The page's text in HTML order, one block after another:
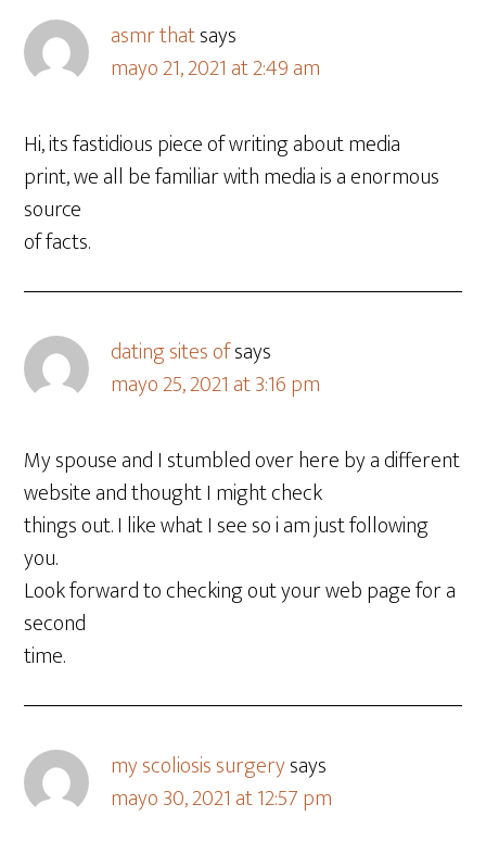
asmr thatsays
mayo 21, 2021 at 2:49 am
Hi, its fastidious piece of writing about media
print, we all be familiar with media is a enormous
source
of facts.
dating sites ofsays
mayo 25, 2021 at 3:16 pm
My spouse and I stumbled over here by a different
website and thought I might check
things out. I like what I see so i am just following
you.
Look forward to checking out your web page for a
second
time.
my scoliosis surgerysays
mayo 30, 2021 at 12:57 pm